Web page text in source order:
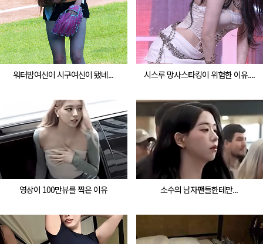
워터밤여신이 시구여신이 됐네... 시스루 망사스타킹이 위험한 이유....
영상이 100만뷰를 찍은 이유 소수의 남자팬들한테만...